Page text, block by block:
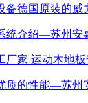
备德国原装的威
统介绍—苏州安
厂家 运动木地
质的性能—苏州